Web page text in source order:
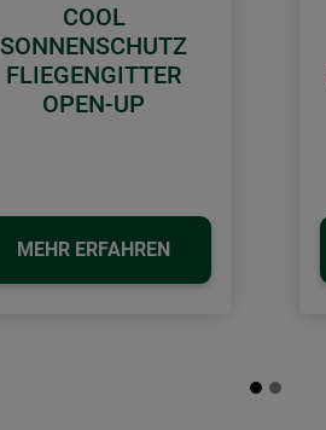
COOL
SONNENSCHUTZ
FLIEGENGITTER
OPEN-UP
MEHR ERFAHREN